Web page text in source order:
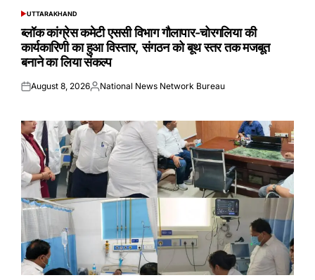
POSTED
UTTARAKHAND
ब्लॉक कांग्रेस कमेटी एससी विभाग गौलापार-चोरगलिया की
कार्यकारिणी का हुआ विस्तार, संगठन को बूथ स्तर तक मजबूत
बनाने का लिया संकल्प
Posted
August 8, 2026Posted
National News Network Bureau